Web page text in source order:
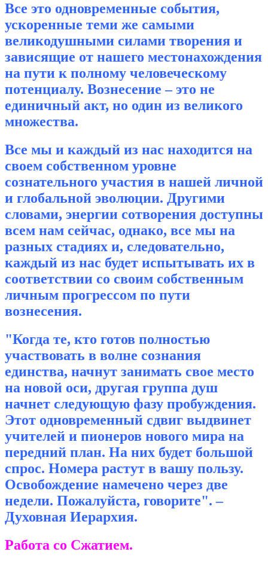
Все это одновременные события,
ускоренные теми же самыми
великодушными силами творения и
зависящие от нашего местонахождения
на пути к полному человеческому
потенциалу. Вознесение – это не
единичный акт, но один из великого
множества.
Все мы и каждый из нас находится на
своем собственном уровне
сознательного участия в нашей личной
и глобальной эволюции. Другими
словами, энергии сотворения доступны
всем нам сейчас, однако, все мы на
разных стадиях и, следовательно,
каждый из нас будет испытывать их в
соответствии со своим собственным
личным прогрессом по пути
вознесения.
"Когда те, кто готов полностью
участвовать в волне сознания
единства, начнут занимать свое место
на новой оси, другая группа душ
начнет следующую фазу пробуждения.
Этот одновременный сдвиг выдвинет
учителей и пионеров нового мира на
передний план. На них будет большой
спрос. Номера растут в вашу пользу.
Освобождение намечено через две
недели. Пожалуйста, говорите". –
Духовная Иерархия.
Работа со Сжатием.